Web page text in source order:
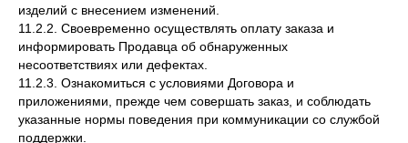
изделий с внесением изменений.
11.2.2. Своевременно осуществлять оплату заказа и
информировать Продавца об обнаруженных
несоответствиях или дефектах.
11.2.3. Ознакомиться с условиями Договора и
приложениями, прежде чем совершать заказ, и соблюдать
указанные нормы поведения при коммуникации со службой
поддержки.